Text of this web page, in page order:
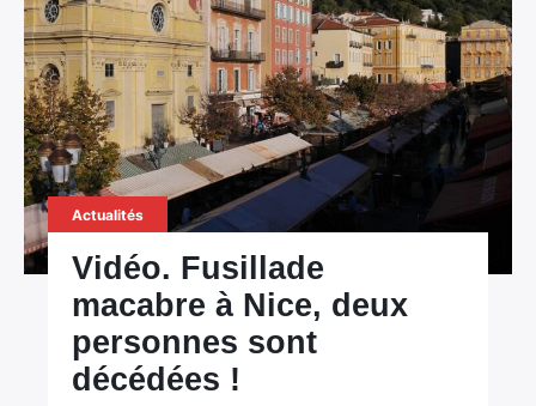
Actualités
Vidéo. Fusillade
macabre à Nice, deux
personnes sont
décédées !